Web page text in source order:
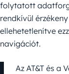
folytatott
rendkívül
ellehetetlenítve
navigációt.
Az AT&T és a